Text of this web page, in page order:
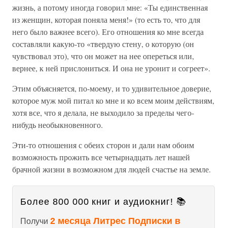
жизнь, а потому иногда говорил мне: «Ты единственная
из женщин, которая поняла меня!» (то есть то, что для
него было важнее всего). Его отношения ко мне всегда
составляли какую-то «твердую стену, о которую (он
чувствовал это), что он может на нее опереться или,
вернее, к ней прислониться. И она не уронит и согреет».
Этим объясняется, по-моему, и то удивительное доверие,
которое муж мой питал ко мне и ко всем моим действиям,
хотя все, что я делала, не выходило за пределы чего-
нибудь необыкновенного.
Эти-то отношения с обеих сторон и дали нам обоим
возможность прожить все четырнадцать лет нашей
брачной жизни в возможном для людей счастье на земле.
Более 800 000 книг и аудиокниг! 📚
Получи 2 месяца Литрес Подписки в